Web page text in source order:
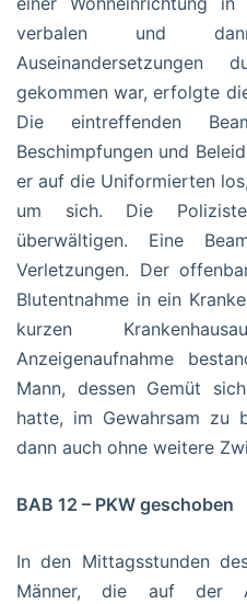
verbalen und
Auseinandersetzungen
gekommen war, erfolgte
Die eintreffenden
Beschimpfungen und
er auf die Uniformierten
um sich. Die
überwältigen. Eine
Verletzungen. Der
Blutentnahme in ein
kurzen
Anzeigenaufnahme
Mann, dessen Gemüt
hatte, im Gewahrsam zu
dann auch ohne weitere
BAB 12 – PKW geschoben
In den Mittagsstunden
Männer, die auf der